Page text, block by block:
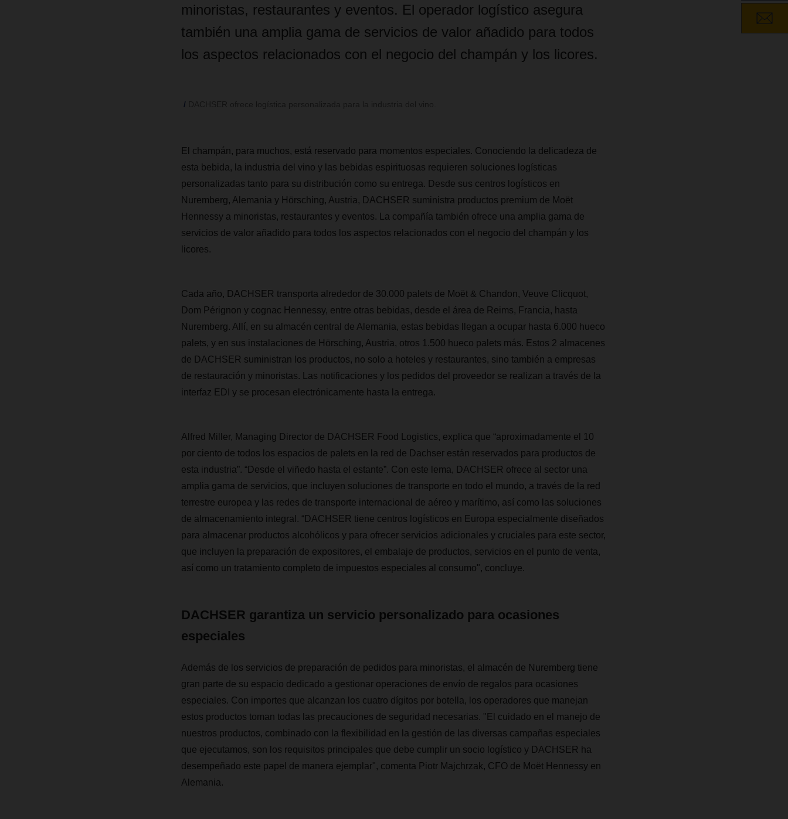
minoristas, restaurantes y eventos. El operador logístico asegura
también una amplia gama de servicios de valor añadido para todos
los aspectos relacionados con el negocio del champán y los licores.
El champán, para muchos, está reservado para momentos especiales. Conociendo la delicadeza de
esta bebida, la industria del vino y las bebidas espirituosas requieren soluciones logísticas
personalizadas tanto para su distribución como su entrega. Desde sus centros logísticos en
Nuremberg, Alemania y Hörsching, Austria, DACHSER suministra productos premium de Moët
Hennessy a minoristas, restaurantes y eventos. La compañía también ofrece una amplia gama de
servicios de valor añadido para todos los aspectos relacionados con el negocio del champán y los
licores.
Cada año, DACHSER transporta alrededor de 30.000 palets de Moët & Chandon, Veuve Clicquot,
Dom Pérignon y cognac Hennessy, entre otras bebidas, desde el área de Reims, Francia, hasta
Nuremberg. Allí, en su almacén central de Alemania, estas bebidas llegan a ocupar hasta 6.000 hueco
palets, y en sus instalaciones de Hörsching, Austria, otros 1.500 hueco palets más. Estos 2 almacenes
de DACHSER suministran los productos, no solo a hoteles y restaurantes, sino también a empresas
de restauración y minoristas. Las notificaciones y los pedidos del proveedor se realizan a través de la
interfaz EDI y se procesan electrónicamente hasta la entrega.
Alfred Miller, Managing Director de DACHSER Food Logistics, explica que “aproximadamente el 10
por ciento de todos los espacios de palets en la red de Dachser están reservados para productos de
esta industria”. “Desde el viñedo hasta el estante”. Con este lema, DACHSER ofrece al sector una
amplia gama de servicios, que incluyen soluciones de transporte en todo el mundo, a través de la red
terrestre europea y las redes de transporte internacional de aéreo y marítimo, así como las soluciones
de almacenamiento integral. “DACHSER tiene centros logísticos en Europa especialmente diseñados
para almacenar productos alcohólicos y para ofrecer servicios adicionales y cruciales para este sector,
que incluyen la preparación de expositores, el embalaje de productos, servicios en el punto de venta,
así como un tratamiento completo de impuestos especiales al consumo", concluye.
DACHSER garantiza un servicio personalizado para ocasiones
especiales
Además de los servicios de preparación de pedidos para minoristas, el almacén de Nuremberg tiene
gran parte de su espacio dedicado a gestionar operaciones de envío de regalos para ocasiones
especiales. Con importes que alcanzan los cuatro dígitos por botella, los operadores que manejan
estos productos toman todas las precauciones de seguridad necesarias. "El cuidado en el manejo de
nuestros productos, combinado con la flexibilidad en la gestión de las diversas campañas especiales
que ejecutamos, son los requisitos principales que debe cumplir un socio logístico y DACHSER ha
desempeñado este papel de manera ejemplar", comenta Piotr Majchrzak, CFO de Moët Hennessy en
Alemania.